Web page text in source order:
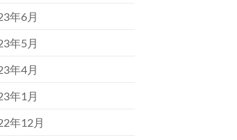
年6月
年5月
年4月
年1月
年12月